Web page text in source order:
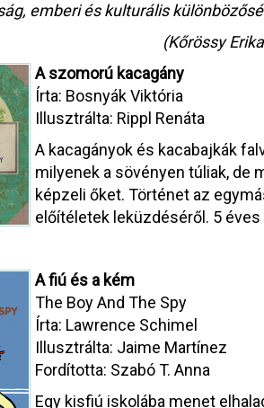
emberi és kulturális
(Kőrössy
A szomorú kacagány
Írta: Bosnyák Viktória
Illusztrálta: Rippl Renáta
A kacagányok és kacabajkák
milyenek a sövényen túliak, de
képzeli őket. Történet az
előítéletek leküzdéséről. 5
A fiú és a kém
The Boy And The Spy
Írta: Lawrence Schimel
Illusztrálta: Jaime Martínez
Fordította: Szabó T. Anna
Egy kisfiú iskolába menet